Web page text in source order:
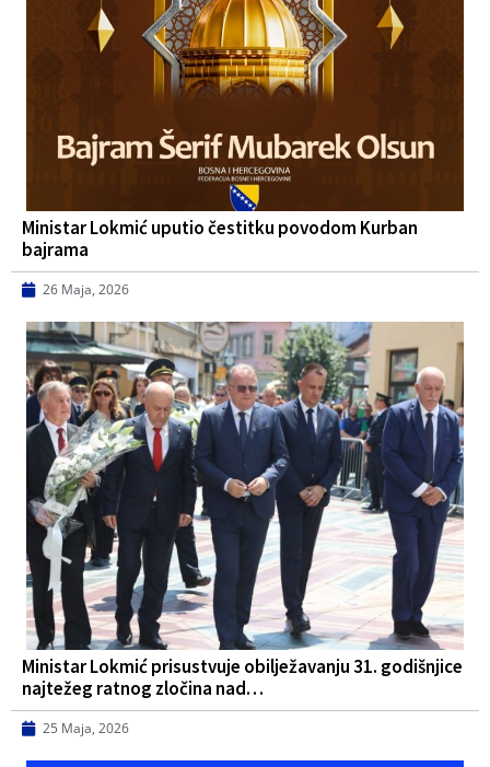
Ministar Lokmić uputio čestitku povodom Kurban
bajrama
26 Maja, 2026
Ministar Lokmić prisustvuje obilježavanju 31. godišnjice
najtežeg ratnog zločina nad…
25 Maja, 2026